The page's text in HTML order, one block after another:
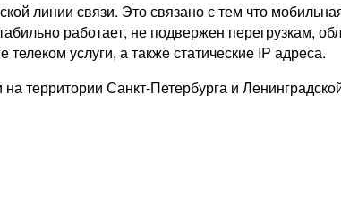
линии связи. Это связано с тем что
работает, не подвержен перегрузкам,
услуги, а также статические IP адреса.
Санкт-Петербурга и